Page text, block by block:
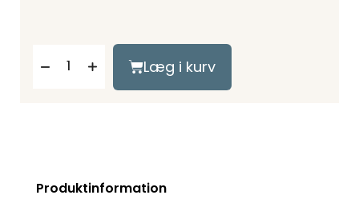
Læg i kurv
Produktinformation